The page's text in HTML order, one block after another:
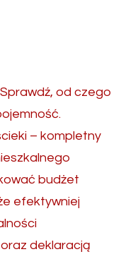
od czego
– kompletny
budżet
efektywniej
deklaracją